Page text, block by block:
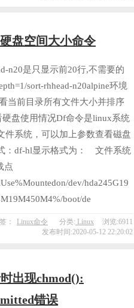
盘空间大小命令
n20是只显示前20行,不需要的
sort-rhhead-n20alpine环境
当前目录所有文件大小并排序
盘使用情况Df命令是linux系统
件系统，可以加上参数查看磁盘
：df-hl显示格式为： 文件系统
点
dev/hda245G19
boot/de
： Linux命令 分类: Linux
浏览:6911
发布时间:2020-05-12 22:20:02
出现chmod():
错误